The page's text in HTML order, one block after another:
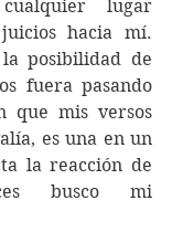
lugar
hacia mí.
posibilidad de
fuera pasando
que mis versos
es una en un
la reacción de
busco mi